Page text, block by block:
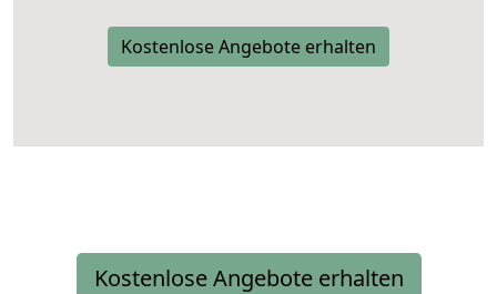
Kostenlose Angebote erhalten
Kostenlose Angebote erhalten